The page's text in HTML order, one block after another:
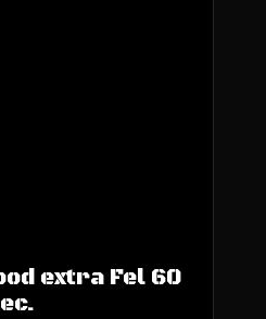
extra Fel 60